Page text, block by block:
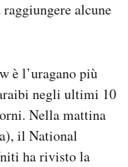
alcune
è l’uragano più
negli ultimi 10
Nella mattina
il National
ha rivisto la